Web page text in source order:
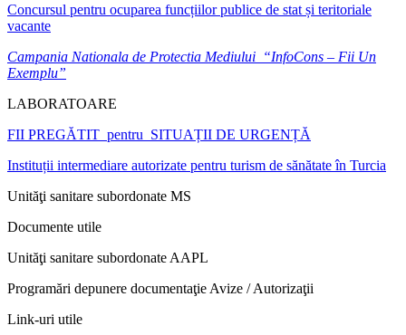
Concursul pentru ocuparea funcțiilor publice de stat și teritoriale
vacante
Campania Nationala de Protectia Mediului “InfoCons – Fii Un
Exemplu”
LABORATOARE
FII PREGĂTIT pentru SITUAȚII DE URGENȚĂ
Instituții intermediare autorizate pentru turism de sănătate în Turcia
Unităţi sanitare subordonate MS
Documente utile
Unităţi sanitare subordonate AAPL
Programări depunere documentaţie Avize / Autorizaţii
Link-uri utile